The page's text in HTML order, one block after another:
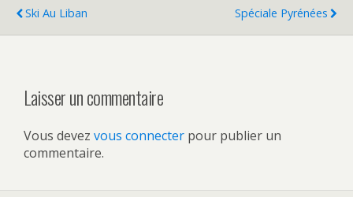
Ski Au Liban
Spéciale Pyrénées
Laisser un commentaire
Vous devez vous connecter pour publier un
commentaire.